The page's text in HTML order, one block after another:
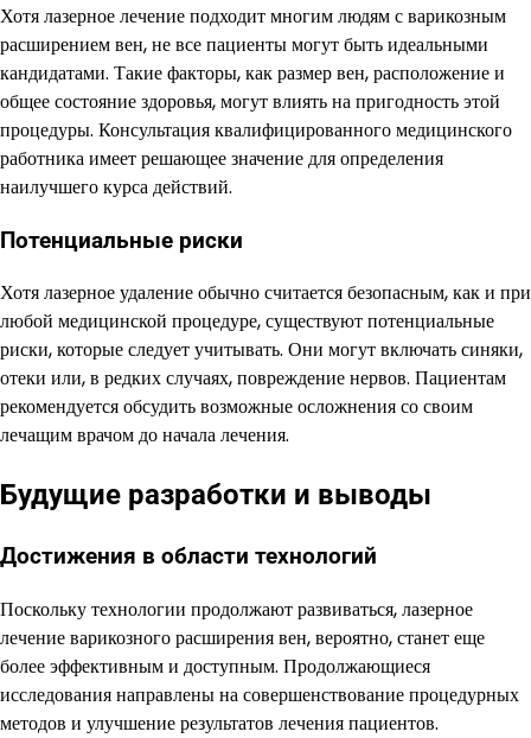
Хотя лазерное лечение подходит многим людям с варикозным
расширением вен, не все пациенты могут быть идеальными
кандидатами. Такие факторы, как размер вен, расположение и
общее состояние здоровья, могут влиять на пригодность этой
процедуры. Консультация квалифицированного медицинского
работника имеет решающее значение для определения
наилучшего курса действий.
Потенциальные риски
Хотя лазерное удаление обычно считается безопасным, как и при
любой медицинской процедуре, существуют потенциальные
риски, которые следует учитывать. Они могут включать синяки,
отеки или, в редких случаях, повреждение нервов. Пациентам
рекомендуется обсудить возможные осложнения со своим
лечащим врачом до начала лечения.
Будущие разработки и выводы
Достижения в области технологий
Поскольку технологии продолжают развиваться, лазерное
лечение варикозного расширения вен, вероятно, станет еще
более эффективным и доступным. Продолжающиеся
исследования направлены на совершенствование процедурных
методов и улучшение результатов лечения пациентов.